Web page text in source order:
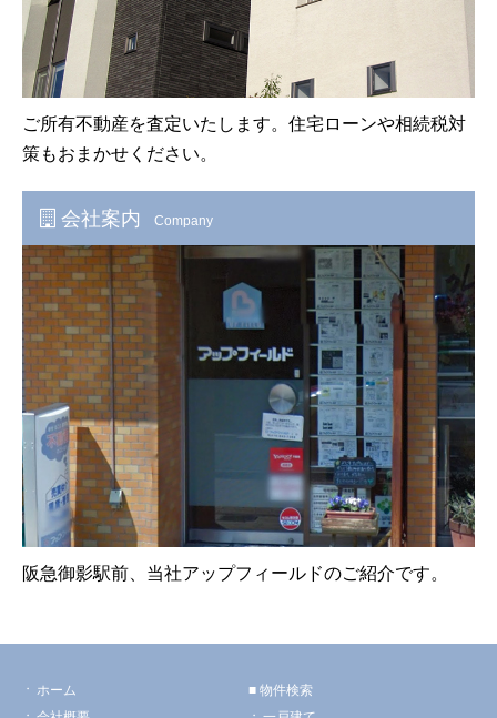
ご所有不動産を査定いたします。住宅ローンや相続税対
策もおまかせください。
会社案内 Company
阪急御影駅前、当社アップフィールドのご紹介です。
ホーム
物件検索